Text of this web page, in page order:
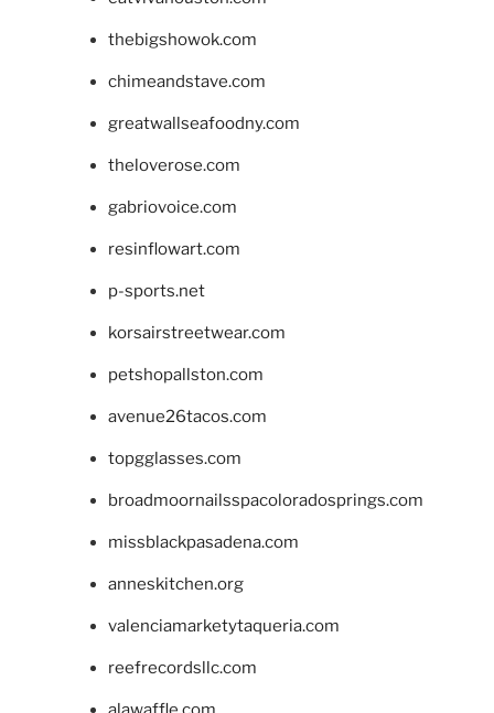
thebigshowok.com
chimeandstave.com
greatwallseafoodny.com
theloverose.com
gabriovoice.com
resinflowart.com
p-sports.net
korsairstreetwear.com
petshopallston.com
avenue26tacos.com
topgglasses.com
broadmoornailsspacoloradosprings.com
missblackpasadena.com
anneskitchen.org
valenciamarketytaqueria.com
reefrecordsllc.com